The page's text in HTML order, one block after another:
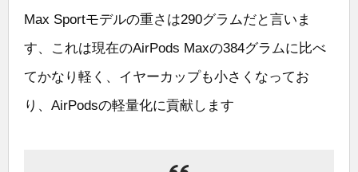
Max Sportモデルの重さは290グラムだと言いま
す、これは現在のAirPods Maxの384グラムに比べ
てかなり軽く、イヤーカップも小さくなってお
り、AirPodsの軽量化に貢献します